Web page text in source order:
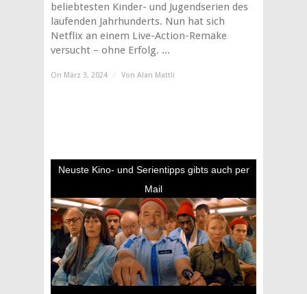
beliebtesten Kinder- und Jugendserien des
laufenden Jahrhunderts. Nun hat sich
Netflix an einem Live-Action-Remake
versucht – ohne Erfolg. ...
On März 3, 2024 / Von Alan Mattli